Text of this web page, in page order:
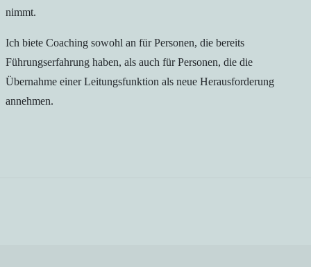
nimmt.
Ich biete Coaching sowohl an für Personen, die bereits
Führungserfahrung haben, als auch für Personen, die die
Übernahme einer Leitungsfunktion als neue Herausforderung
annehmen.